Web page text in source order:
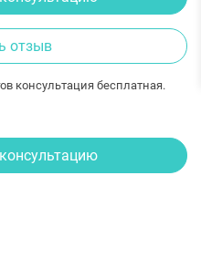
отзыв
консультация бесплатная.